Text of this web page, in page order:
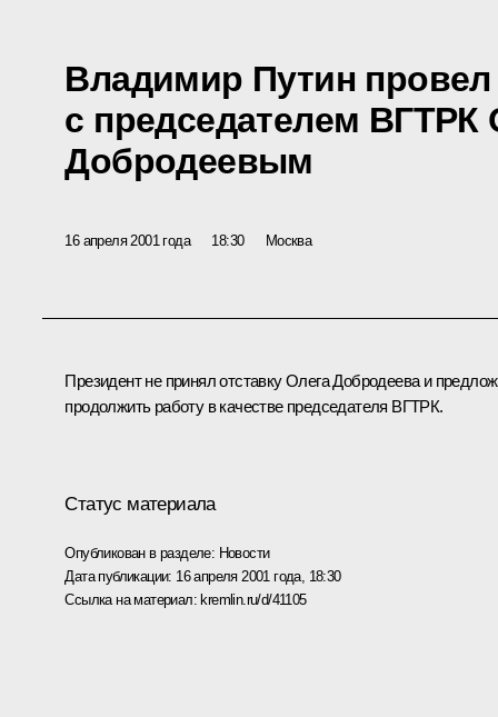
Владимир Путин провел
с председателем ВГТРК
Добродеевым
16 апреля 2001 года 18:30 Москва
Президент не принял отставку Олега Добродеева и
продолжить работу в качестве председателя ВГТРК.
Статус материала
Опубликован в разделе: Новости
Дата публикации: 16 апреля 2001 года, 18:30
Ссылка на материал:kremlin.ru/d/41105